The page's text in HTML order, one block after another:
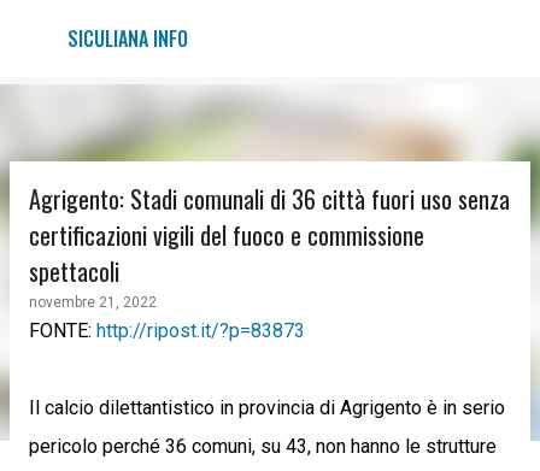
Passa ai contenuti principali
SICULIANA INFO
Agrigento: Stadi comunali di 36 città fuori uso senza
certificazioni vigili del fuoco e commissione
spettacoli
novembre 21, 2022
FONTE: http://ripost.it/?p=83873
Il calcio dilettantistico in provincia di Agrigento è in serio
pericolo perché 36 comuni, su 43, non hanno le strutture